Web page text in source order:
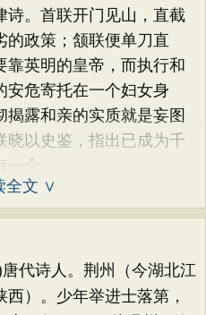
。首联开门见山，直截
的政策；颔联便单刀直
靠英明的皇帝，而执行和
安危寄托在一个妇女身
揭露和亲的实质就是妄图
晓以史鉴，指出已成为千
一个
全文 ∨
代诗人。荆州（今湖北江
）。少年举进士落第，